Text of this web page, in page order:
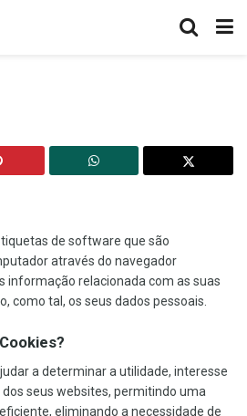
de software que são
através do navegador
informação relacionada com as suas
como tal, os seus dados pessoais.
a determinar a utilidade, interesse
seus websites, permitindo uma
eliminando a necessidade de